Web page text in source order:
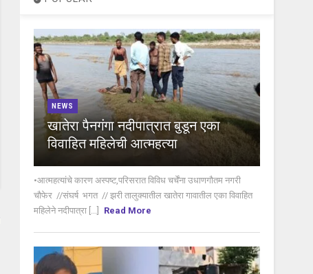
NEWS
खातेरा पैनगंगा नदीपात्रात बुडून एका
विवाहित महिलेची आत्महत्या
•आत्महत्यांचे कारण अस्पष्ट,परिसरात विविध चर्चेंना उधाणगौतम नगरी
चौफेर //संघर्ष भगत // झरी तालुक्यातील खातेरा गावातील एका विवाहित
महिलेने नदीपात्रा [...]
Read More